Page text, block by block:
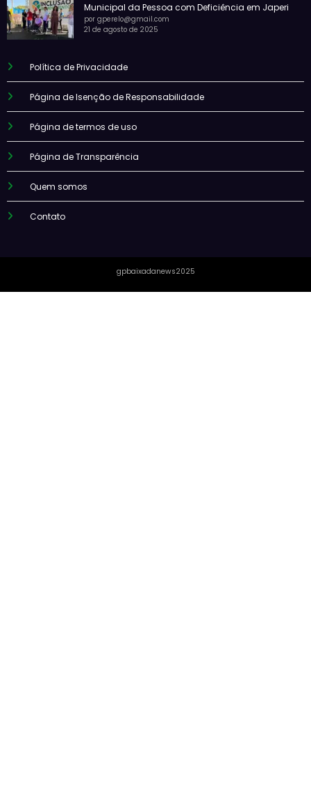
Municipal da Pessoa com Deficiência em Japeri
por gperelo@gmail.com
21 de agosto de 2025
Política de Privacidade
Página de Isenção de Responsabilidade
Página de termos de uso
Página de Transparência
Quem somos
Contato
gpbaixadanews2025